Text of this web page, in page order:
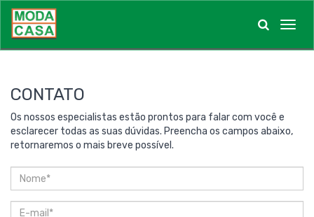
Menu
CONTATO
Os nossos especialistas estão prontos para falar com você e
esclarecer todas as suas dúvidas. Preencha os campos abaixo,
retornaremos o mais breve possível.